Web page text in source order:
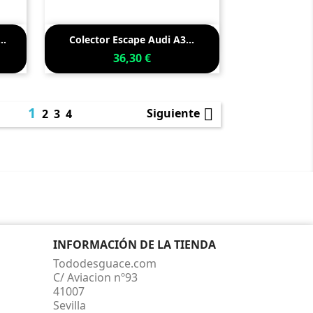
Colector Escape Audi A3...
36,30 €
 Vista rápida
1234 Siguiente 
INFORMACIÓN DE LA TIENDA
Tododesguace.com
C/ Aviacion nº93
41007
Sevilla